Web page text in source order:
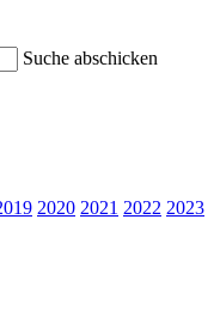
Suche abschicken
2020 2021 2022 2023